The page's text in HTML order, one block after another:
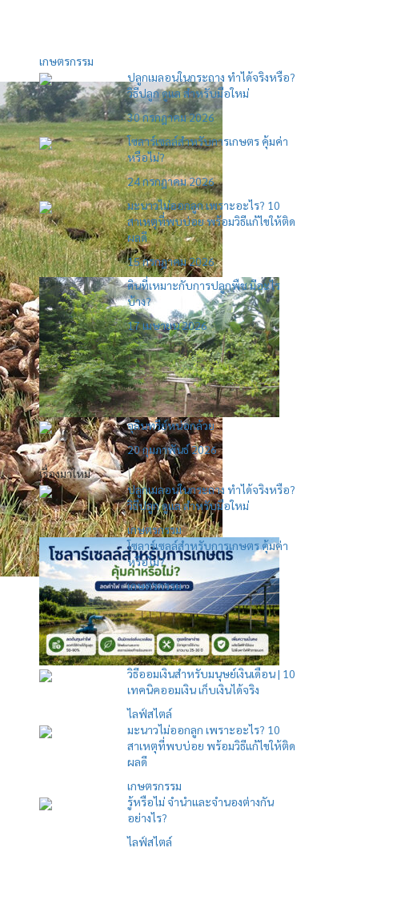
เกษตรกรรม
ปลูกเมลอนในกระถาง ทำได้จริงหรือ?
วิธีปลูก ดูแล สำหรับมือใหม่
30 กรกฎาคม 2026
โซลาร์เซลล์สำหรับการเกษตร คุ้มค่า
หรือไม่?
24 กรกฎาคม 2026
มะนาวไม่ออกลูก เพราะอะไร? 10
สาเหตุที่พบบ่อย พร้อมวิธีแก้ไขให้ติด
ผลดี
15 กรกฎาคม 2026
ดินที่เหมาะกับการปลูกพืช มีอะไร
บ้าง?
17 เมษายน 2026
จุลินทรีย์หน่อกล้วย
20 กุมภาพันธ์ 2026
เรื่องมาใหม่
ปลูกเมลอนในกระถาง ทำได้จริงหรือ?
วิธีปลูก ดูแล สำหรับมือใหม่
เกษตรกรรม
โซลาร์เซลล์สำหรับการเกษตร คุ้มค่า
หรือไม่?
เกษตรกรรม
วิธีออมเงินสำหรับมนุษย์เงินเดือน | 10
เทคนิคออมเงิน เก็บเงินได้จริง
ไลฟ์สไตล์
มะนาวไม่ออกลูก เพราะอะไร? 10
สาเหตุที่พบบ่อย พร้อมวิธีแก้ไขให้ติด
ผลดี
เกษตรกรรม
รู้หรือไม่ จำนำและจำนองต่างกัน
อย่างไร?
ไลฟ์สไตล์